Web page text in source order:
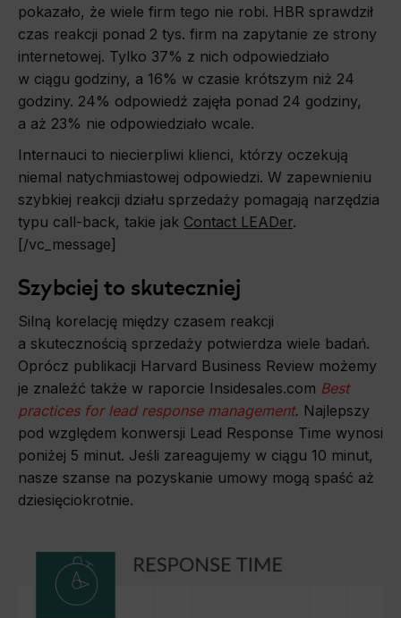
pokazało, że wiele firm tego nie robi. HBR sprawdził
czas reakcji ponad 2 tys. firm na zapytanie ze strony
internetowej. Tylko 37% z nich odpowiedziało
w ciągu godziny, a 16% w czasie krótszym niż 24
godziny. 24% odpowiedź zajęła ponad 24 godziny,
a aż 23% nie odpowiedziało wcale.
Internauci to niecierpliwi klienci, którzy oczekują
niemal natychmiastowej odpowiedzi. W zapewnieniu
szybkiej reakcji działu sprzedaży pomagają narzędzia
typu call-back, takie jak Contact LEADer.
[/vc_message]
Szybciej to skuteczniej
Silną korelację między czasem reakcji
a skutecznością sprzedaży potwierdza wiele badań.
Oprócz publikacji Harvard Business Review możemy
je znaleźć także w raporcie Insidesales.com Best
practices for lead response management. Najlepszy
pod względem konwersji Lead Response Time wynosi
poniżej 5 minut. Jeśli zareagujemy w ciągu 10 minut,
nasze szanse na pozyskanie umowy mogą spaść aż
dziesięciokrotnie.